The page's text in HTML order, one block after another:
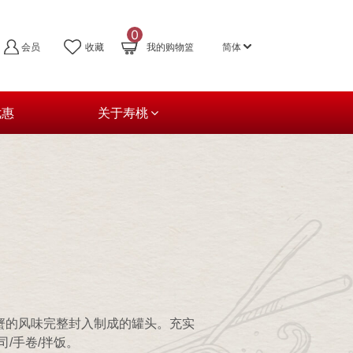
会员 收藏
0
我的购物篮 简体
关于寿桃
风味完整封入制成的罐头。充实
/手卷/拌饭。